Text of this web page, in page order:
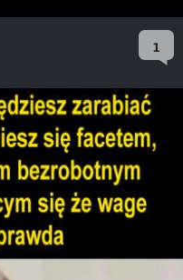
1